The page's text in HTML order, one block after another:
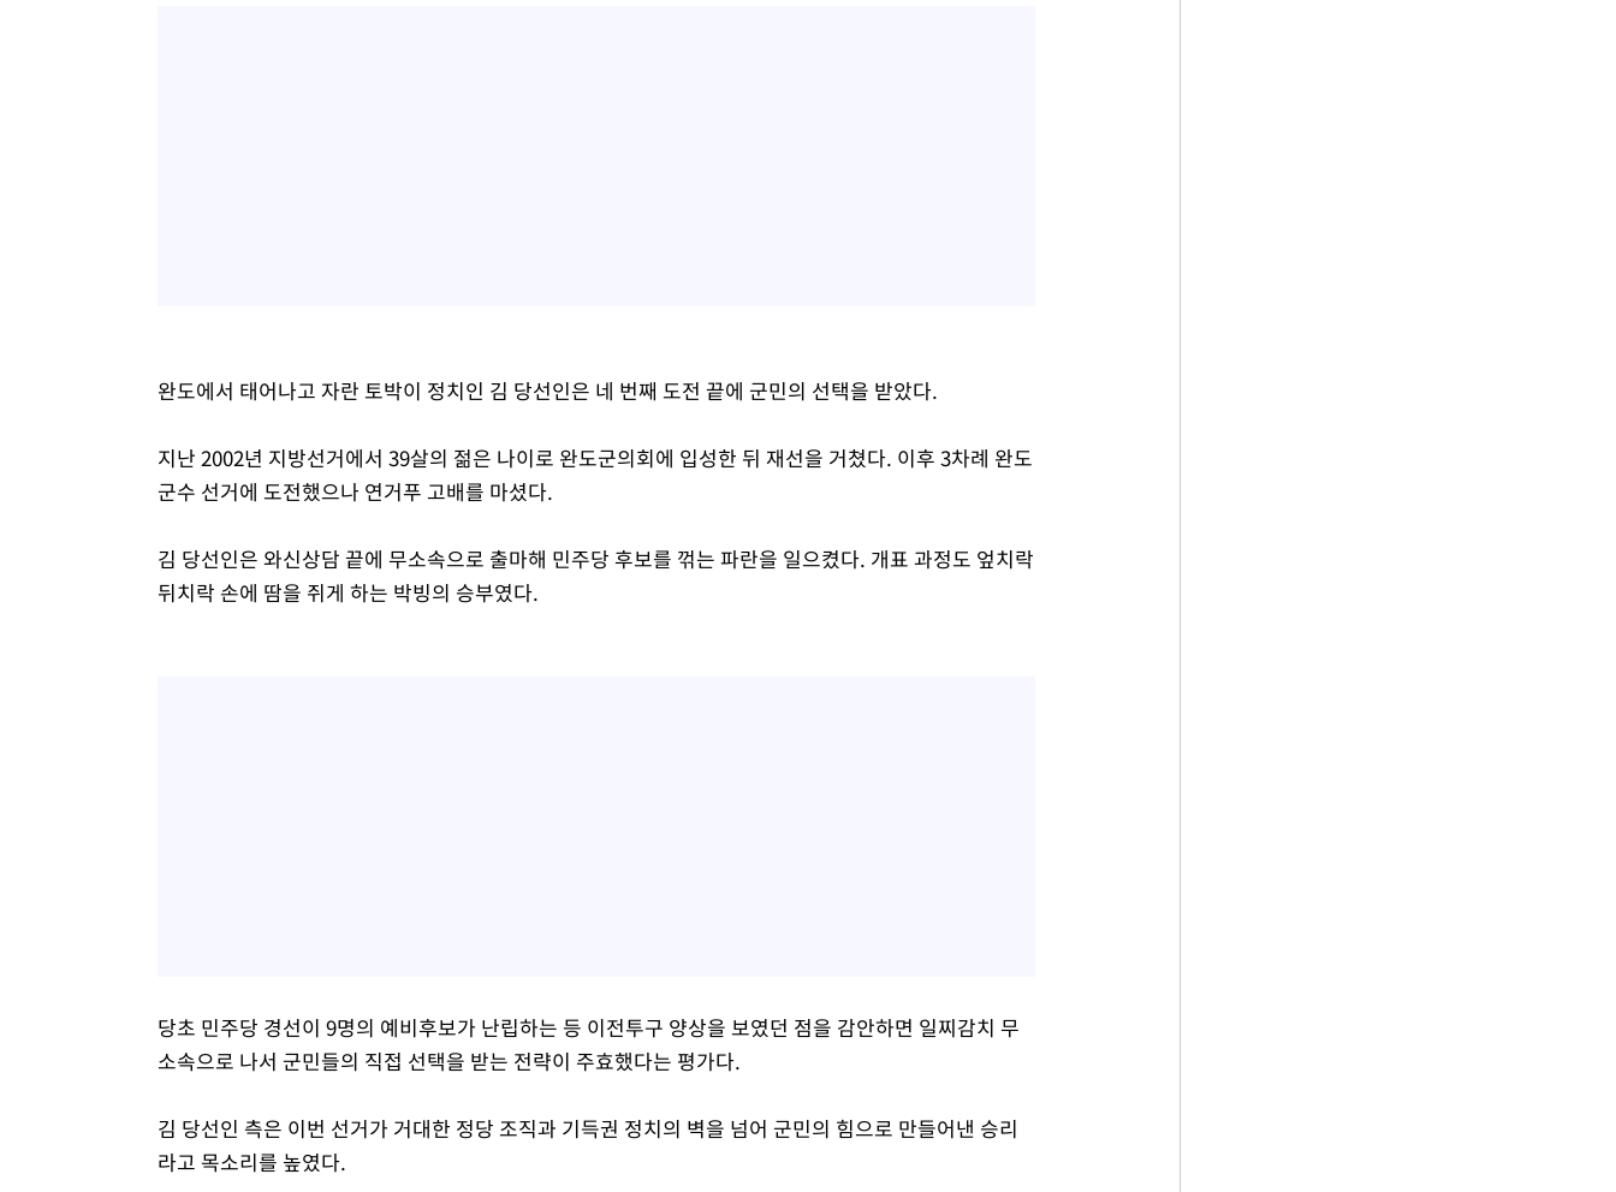
완도에서 태어나고 자란 토박이 정치인 김 당선인은 네 번째 도전 끝에 군민의 선택을 받았다.
지난 2002년 지방선거에서 39살의 젊은 나이로 완도군의회에 입성한 뒤 재선을 거쳤다. 이후 3차례 완도
군수 선거에 도전했으나 연거푸 고배를 마셨다.
김 당선인은 와신상담 끝에 무소속으로 출마해 민주당 후보를 꺾는 파란을 일으켰다. 개표 과정도 엎치락
뒤치락 손에 땀을 쥐게 하는 박빙의 승부였다.
당초 민주당 경선이 9명의 예비후보가 난립하는 등 이전투구 양상을 보였던 점을 감안하면 일찌감치 무
소속으로 나서 군민들의 직접 선택을 받는 전략이 주효했다는 평가다.
김 당선인 측은 이번 선거가 거대한 정당 조직과 기득권 정치의 벽을 넘어 군민의 힘으로 만들어낸 승리
라고 목소리를 높였다.